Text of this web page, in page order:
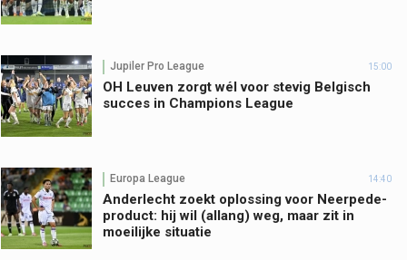
Jupiler Pro League 15:00
OH Leuven zorgt wél voor stevig Belgisch
succes in Champions League
Europa League 14:40
Anderlecht zoekt oplossing voor Neerpede-
product: hij wil (allang) weg, maar zit in
moeilijke situatie